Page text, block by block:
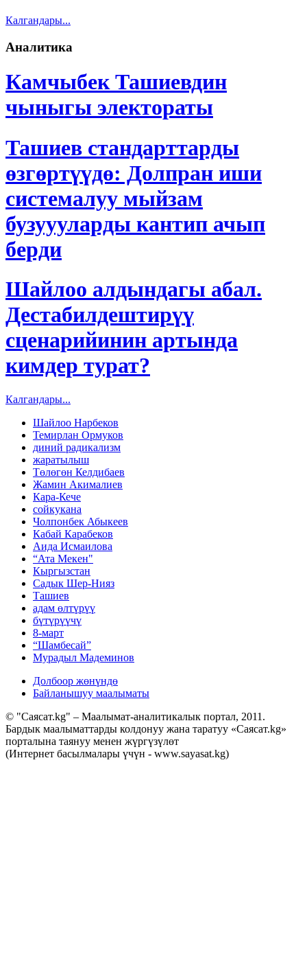
Калгандары...
Аналитика
Камчыбек Ташиевдин
чыныгы электораты
Ташиев стандарттарды
өзгөртүүдө: Долпран иши
системалуу мыйзам
бузуууларды кантип ачып
берди
Шайлоо алдындагы абал.
Дестабилдештирүү
сценарийинин артында
кимдер турат?
Калгандары...
Шайлоо Нарбеков
Темирлан Ормуков
диний радикализм
жаратылыш
Төлөгөн Келдибаев
Жамин Акималиев
Кара-Кече
сойкукана
Чолпонбек Абыкеев
Кабай Карабеков
Аида Исмаилова
“Ата Мекен"
Кыргызстан
Садык Шер-Нияз
Ташиев
адам өлтүрүү
бүтүрүүчү
8-март
“Шамбесай”
Мурадыл Мадеминов
Долбоор жөнүндө
Байланышуу маалыматы
© "Саясат.kg" – Маалымат-аналитикалык портал, 2011.
Бардык маалыматтарды колдонуу жана таратуу «Саясат.kg»
порталына таянуу менен жүргүзүлөт
(Интернет басылмалары үчүн - www.sayasat.kg)